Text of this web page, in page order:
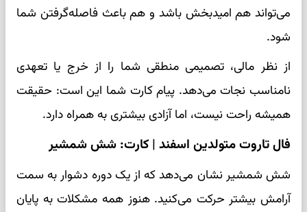
می‌تواند هم امیدبخش باشد و هم باعث فاصله‌گرفتن شما
شود.
از نظر مالی، تصمیمی منطقی شما را از خرج یا تعهدی
نامناسب نجات می‌دهد. پیام کارت شما این است: حقیقت
همیشه راحت نیست، اما آزادی بیشتری به همراه دارد.
فال تاروت متولدین اسفند | کارت: شش شمشیر
شش شمشیر نشان می‌دهد که از یک دوره دشوار به سمت
آرامش بیشتر حرکت می‌کنید. هنوز همه مشکلات به پایان